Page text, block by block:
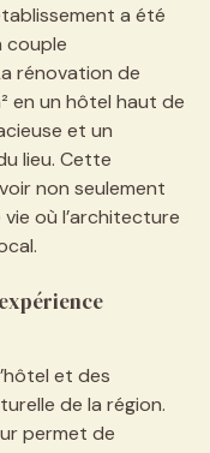
a été
couple
rénovation de
en un hôtel haut de
et un
lieu. Cette
non seulement
où l’architecture
et des
de la région.
permet de